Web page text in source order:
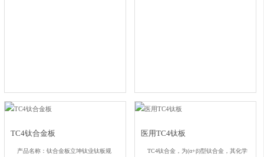
TC4钛合金板
产品名称：钛合金板立坤钛业钛板规
医用TC4钛板
TC4钛合金，为(α+β)型钛合金，其化学